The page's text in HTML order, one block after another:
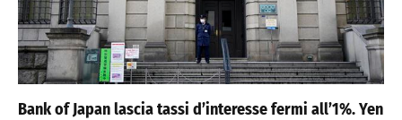
Bank of Japan lascia tassi d’interesse fermi all’1%. Yen